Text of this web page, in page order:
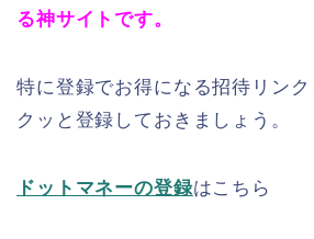
る神サイトです。
特に登録でお得になる招待リン
クッと登録しておきましょう。
ドットマネーの登録はこちら